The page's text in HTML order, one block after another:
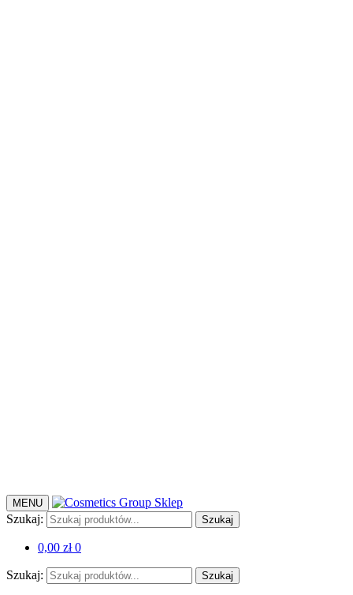
MENU
Szukaj: Szukaj
0,00 zł 0
Szukaj: Szukaj